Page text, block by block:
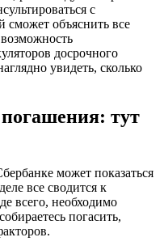
с
сможет объяснить все
досрочного
увидеть, сколько
тут
может показаться
все сводится к
всего, необходимо
погасить,